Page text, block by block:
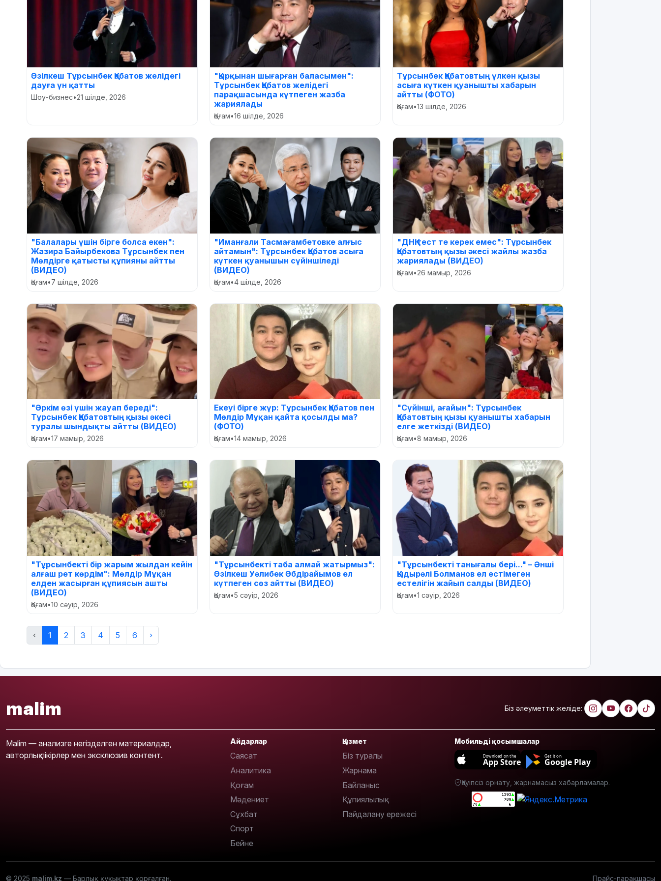
Әзілкеш Тұрсынбек Қабатов желідегі
дауға үн қатты
Шоу-бизнес•21 шілде, 2026
"Қырқынан шығарған баласымен":
Тұрсынбек Қабатов желідегі
парақшасында күтпеген жазба
жариялады
Қоғам•16 шілде, 2026
Тұрсынбек Қабатовтың үлкен қызы
асыға күткен қуанышты хабарын
айтты (ФОТО)
Қоғам•13 шілде, 2026
"Балалары үшін бірге болса екен":
Жазира Байырбекова Тұрсынбек пен
Мөлдірге қатысты құпияны айтты
(ВИДЕО)
Қоғам•7 шілде, 2026
"Иманғали Тасмағамбетовке алғыс
айтамын": Тұрсынбек Қабатов асыға
күткен қуанышын сүйіншіледі
(ВИДЕО)
Қоғам•4 шілде, 2026
"ДНҚ тест те керек емес": Тұрсынбек
Қабатовтың қызы әкесі жайлы жазба
жариялады (ВИДЕО)
Қоғам•26 мамыр, 2026
"Әркім өзі үшін жауап береді":
Тұрсынбек Қабатовтың қызы әкесі
туралы шындықты айтты (ВИДЕО)
Қоғам•17 мамыр, 2026
Екеуі бірге жүр: Тұрсынбек Қабатов пен
Мөлдір Мұқан қайта қосылды ма?
(ФОТО)
Қоғам•14 мамыр, 2026
"Сүйінші, ағайын": Тұрсынбек
Қабатовтың қызы қуанышты хабарын
елге жеткізді (ВИДЕО)
Қоғам•8 мамыр, 2026
"Тұрсынбекті бір жарым жылдан кейін
алғаш рет көрдім": Мөлдір Мұқан
елден жасырған құпиясын ашты
(ВИДЕО)
Қоғам•10 сәуір, 2026
"Тұрсынбекті таба алмай жатырмыз":
Әзілкеш Уәлибек Әбдірайымов ел
күтпеген сөз айтты (ВИДЕО)
Қоғам•5 сәуір, 2026
"Тұрсынбекті танығалы бері..." – Әнші
Қыдырәлі Болманов ел естімеген
естелігін жайып салды (ВИДЕО)
Қоғам•1 сәуір, 2026
‹ 1 2 3 4 5 6 ›
malim Біз әлеуметтік желіде:
Malim — анализге негізделген материалдар,
авторлық пікірлер мен эксклюзив контент.
Айдарлар
Саясат
Аналитика
Қоғам
Мәдениет
Сұхбат
Спорт
Бейне
Қызмет
Біз туралы
Жарнама
Байланыс
Құпиялылық
Пайдалану ережесі
Мобильді қосымшалар
Download on the
App Store
Get it on
Google Play
Қауіпсіз орнату, жарнамасыз хабарламалар.
© 2025 malim.kz — Барлық құқықтар қорғалған. Прайс-парақшасы